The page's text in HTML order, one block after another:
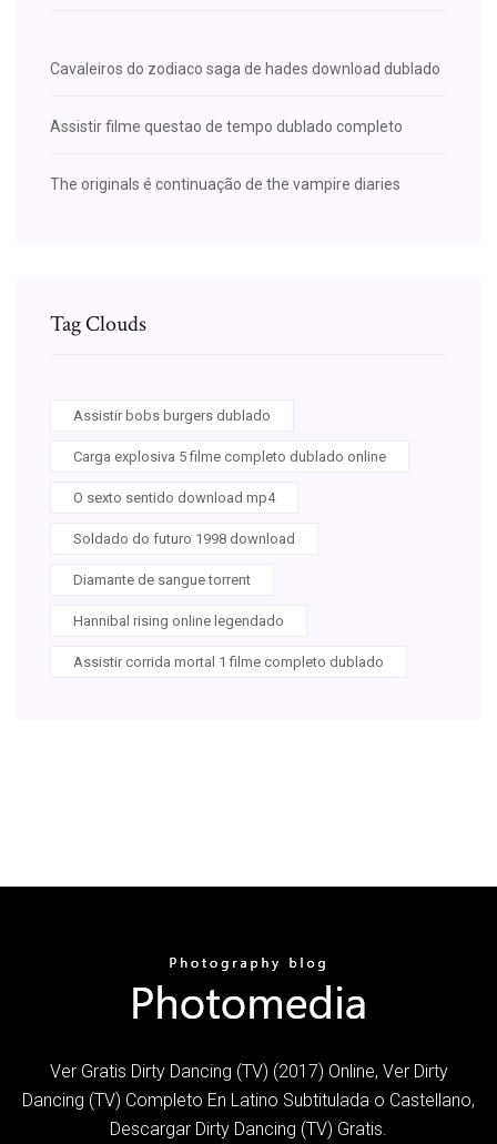
Cavaleiros do zodiaco saga de hades download dublado
Assistir filme questao de tempo dublado completo
The originals é continuação de the vampire diaries
Tag Clouds
Assistir bobs burgers dublado
Carga explosiva 5 filme completo dublado online
O sexto sentido download mp4
Soldado do futuro 1998 download
Diamante de sangue torrent
Hannibal rising online legendado
Assistir corrida mortal 1 filme completo dublado
Ver Gratis Dirty Dancing (TV) (2017) Online, Ver Dirty
Dancing (TV) Completo En Latino Subtitulada o Castellano,
Descargar Dirty Dancing (TV) Gratis.